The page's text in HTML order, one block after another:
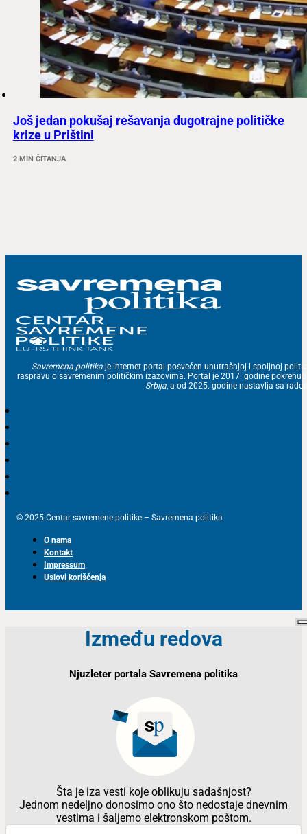
Još jedan pokušaj rešavanja dugotrajne političke
krize u Prištini
2 MIN ČITANJA
Savremena politika je internet portal posvećen unutrašnjoj i spoljnoj
raspravu o savremenim političkim izazovima. Portal je 2017. godine
Srbija, a od 2025. godine nastavlja sa
© 2025 Centar savremene politike – Savremena politika
O nama
Kontakt
Impressum
Uslovi korišćenja
Između redova
Njuzleter portala Savremena politika
Šta je iza vesti koje oblikuju sadašnjost?
Jednom nedeljno donosimo ono što nedostaje dnevnim
vestima i šaljemo elektronskom poštom.